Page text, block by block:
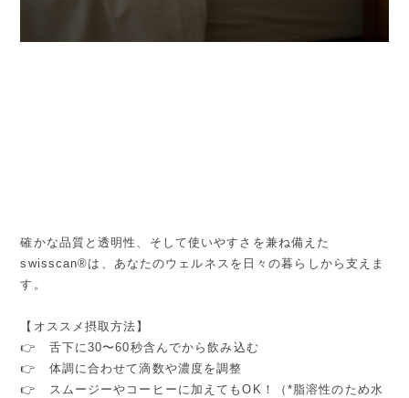
確かな品質と透明性、そして使いやすさを兼ね備えた
swisscan®は、あなたのウェルネスを日々の暮らしから支えま
す。
【オススメ摂取方法】
👉 舌下に30〜60秒含んでから飲み込む
👉 体調に合わせて滴数や濃度を調整
👉 スムージーやコーヒーに加えてもOK！（*脂溶性のため水